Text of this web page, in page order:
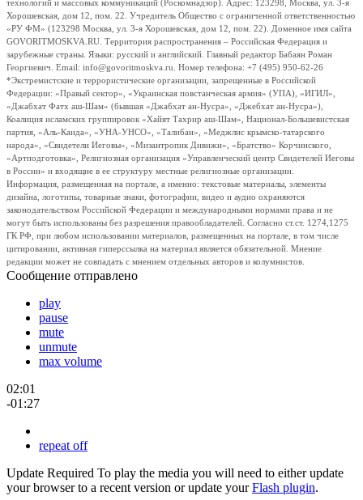
технологий и массовых коммуникаций (Роскомнадзор). Адрес: 123298, Москва, ул. 3-я
Хорошевская, дом 12, пом. 22. Учредитель Общество с ограниченной ответственностью
«РУ ФМ» (123298 Москва, ул. 3-я Хорошевская, дом 12, пом. 22). Доменное имя сайта
GOVORITMOSKVA.RU. Территория распространения – Российская Федерация и
зарубежные страны. Языки: русский и английский. Главный редактор Бабаян Роман
Георгиевич. Email: info@govoritmoskva.ru. Номер телефона: +7 (495) 950-62-26
*Экстремистские и террористические организации, запрещенные в Российской
Федерации: «Правый сектор», «Украинская повстанческая армия» (УПА), «ИГИЛ»,
«Джабхат Фатх аш-Шам» (бывшая «Джабхат ан-Нусра», «Джебхат ан-Нусра»),
Коалиция исламских группировок «Хайят Тахрир аш-Шам», Национал-Большевистская
партия, «Аль-Каида», «УНА-УНСО», «Талибан», «Меджлис крымско-татарского
народа», «Свидетели Иеговы», «Мизантропик Дивижн», «Братство» Корчинского,
«Артподготовка», Религиозная организация «Управленческий центр Свидетелей Иеговы
в России» и входящие в ее структуру местные религиозные организации.
Информация, размещенная на портале, а именно: текстовые материалы, элементы
дизайна, логотипы, товарные знаки, фотографии, видео и аудио охраняются
законодательством Российской Федерации и международными нормами права и не
могут быть использованы без разрешения правообладателей. Согласно ст.ст. 1274,1275
ГК РФ, при любом использовании материалов, размещенных на портале, в том числе
цитировании, активная гиперссылка на материал является обязательной. Мнение
редакции может не совпадать с мнением отдельных авторов и колумнистов.
Сообщение отправлено
play
pause
mute
unmute
max volume
02:01
-01:27
repeat off
Update Required To play the media you will need to either update
your browser to a recent version or update yourFlash plugin.